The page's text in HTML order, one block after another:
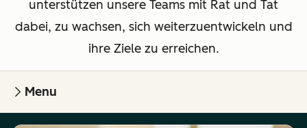
unterstützen unsere Teams mit Rat und Tat
dabei, zu wachsen, sich weiterzuentwickeln und
ihre Ziele zu erreichen.
Menu